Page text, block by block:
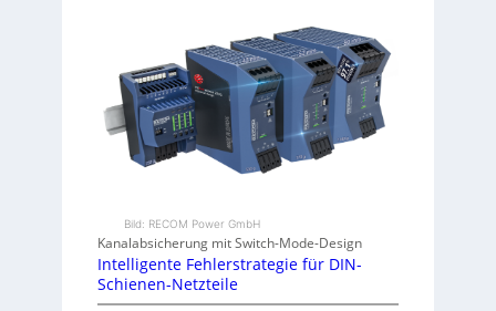
Bild: RECOM Power GmbH
Kanalabsicherung mit Switch-Mode-Design
Intelligente Fehlerstrategie für DIN-
Schienen-Netzteile